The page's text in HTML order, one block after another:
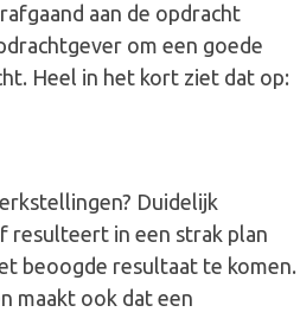
aan de opdracht
om een goede
Heel in het kort ziet dat op:
Duidelijk
resulteert in een strak plan
beoogde resultaat te komen.
maakt ook dat een